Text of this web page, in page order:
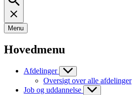
Menu
Hovedmenu
Afdelinger
Oversigt over alle afdelinger
Job og uddannelse